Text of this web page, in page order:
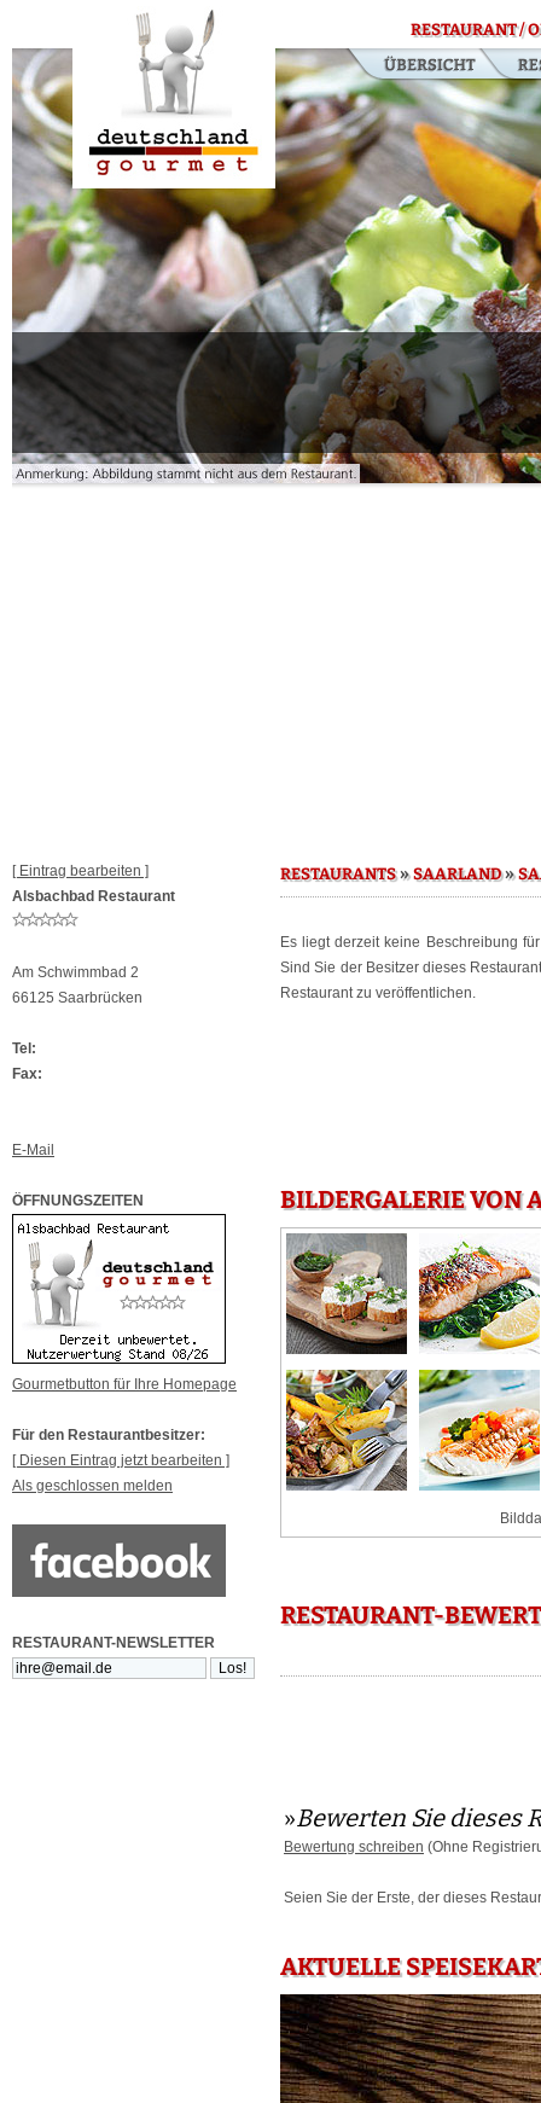
RESTAURANT /
[ Eintrag bearbeiten ]
Alsbachbad Restaurant
Am Schwimmbad 2
66125 Saarbrücken
Tel:
Fax:
E-Mail
ÖFFNUNGSZEITEN
Gourmetbutton für Ihre Homepage
Für den Restaurantbesitzer:
[ Diesen Eintrag jetzt bearbeiten ]
Als geschlossen melden
RESTAURANT-NEWSLETTER
RESTAURANTS»SAARLAND»
Es liegt derzeit keine Beschreibung
Sind Sie der Besitzer dieses
Restaurant zu veröffentlichen.
BILDERGALERIE VON
RESTAURANT-
»Bewerten Sie dieses
Bewertung schreiben (Ohne
Seien Sie der Erste, der dieses
AKTUELLE